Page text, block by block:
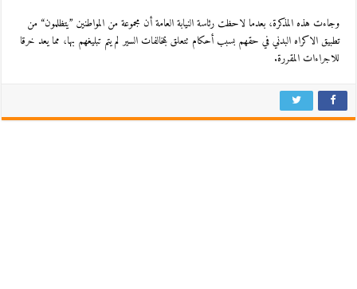
وجاءت هذه المذكرة، بعدما لاحظت رئاسة النيابة العامة أن مجموعة من المواطنين ”يتظلمون“ من
تطبيق الاكراه البدني في حقهم بسبب أحكام تتعلق بمخالفات السير لم يتم تبليغهم بها، مما يعد خرقا
للاجراءات المقررة.